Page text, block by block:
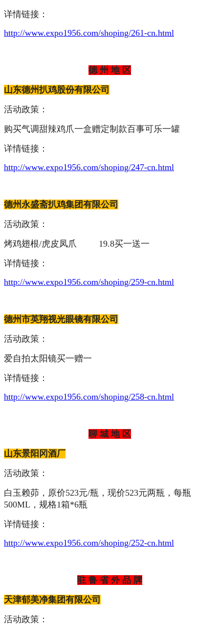
详情链接：
http://www.expo1956.com/shoping/261-cn.html
德 州 地 区
山东德州扒鸡股份有限公司
活动政策：
购买气调甜辣鸡爪一盒赠定制款百事可乐一罐
详情链接：
http://www.expo1956.com/shoping/247-cn.html
德州永盛斋扒鸡集团有限公司
活动政策：
烤鸡翅根/虎皮凤爪 19.8买一送一
详情链接：
http://www.expo1956.com/shoping/259-cn.html
德州市英翔视光眼镜有限公司
活动政策：
爱自拍太阳镜买一赠一
详情链接：
http://www.expo1956.com/shoping/258-cn.html
聊 城 地 区
山东景阳冈酒厂
活动政策：
白玉赖茆，原价523元/瓶，现价523元两瓶，每瓶
500ML，规格1箱*6瓶
详情链接：
http://www.expo1956.com/shoping/252-cn.html
驻 鲁 省 外 品 牌
天津郁美净集团有限公司
活动政策：